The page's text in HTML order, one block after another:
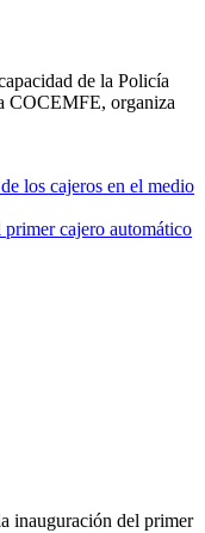
de la Policía
COCEMFE, organiza
cajero automático
inauguración del primer